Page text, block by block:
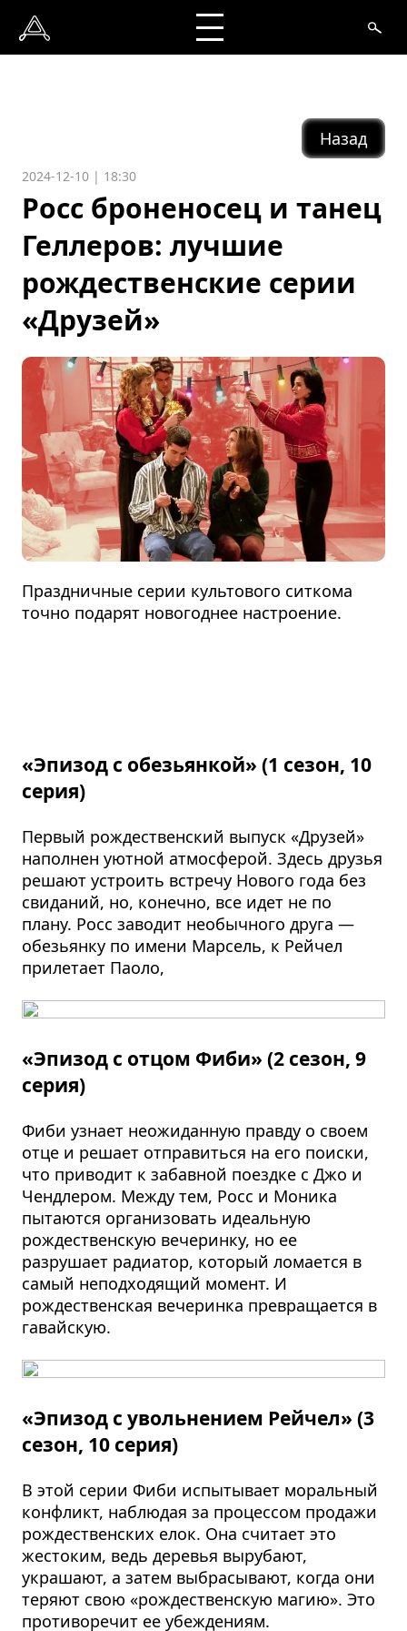
Назад
2024-12-10 | 18:30
Росс броненосец и танец
Геллеров: лучшие
рождественские серии
«Друзей»
Праздничные серии культового ситкома
точно подарят новогоднее настроение.
«Эпизод с обезьянкой» (1 сезон, 10
серия)
Первый рождественский выпуск «Друзей»
наполнен уютной атмосферой. Здесь друзья
решают устроить встречу Нового года без
свиданий, но, конечно, все идет не по
плану. Росс заводит необычного друга —
обезьянку по имени Марсель, к Рейчел
прилетает Паоло,
«Эпизод с отцом Фиби» (2 сезон, 9
серия)
Фиби узнает неожиданную правду о своем
отце и решает отправиться на его поиски,
что приводит к забавной поездке с Джо и
Чендлером. Между тем, Росс и Моника
пытаются организовать идеальную
рождественскую вечеринку, но ее
разрушает радиатор, который ломается в
самый неподходящий момент. И
рождественская вечеринка превращается в
гавайскую.
«Эпизод с увольнением Рейчел» (3
сезон, 10 серия)
В этой серии Фиби испытывает моральный
конфликт, наблюдая за процессом продажи
рождественских елок. Она считает это
жестоким, ведь деревья вырубают,
украшают, а затем выбрасывают, когда они
теряют свою «рождественскую магию». Это
противоречит ее убеждениям.